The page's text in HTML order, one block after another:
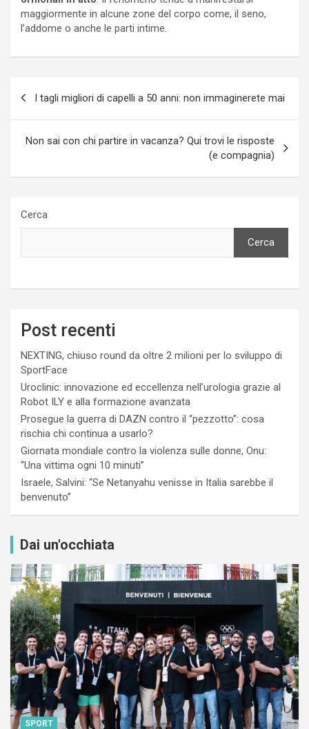
maggiormente in alcune zone del corpo come, il seno,
l’addome o anche le parti intime.
articoli
I tagli migliori di capelli a 50 anni: non immaginerete mai
Non sai con chi partire in vacanza? Qui trovi le risposte
(e compagnia)
Cerca
Cerca
Post recenti
NEXTING, chiuso round da oltre 2 milioni per lo sviluppo di
SportFace
Uroclinic: innovazione ed eccellenza nell’urologia grazie al
Robot ILY e alla formazione avanzata
Prosegue la guerra di DAZN contro il “pezzotto”: cosa
rischia chi continua a usarlo?
Giornata mondiale contro la violenza sulle donne, Onu:
“Una vittima ogni 10 minuti”
Israele, Salvini: “Se Netanyahu venisse in Italia sarebbe il
benvenuto”
Dai un'occhiata
SPORT